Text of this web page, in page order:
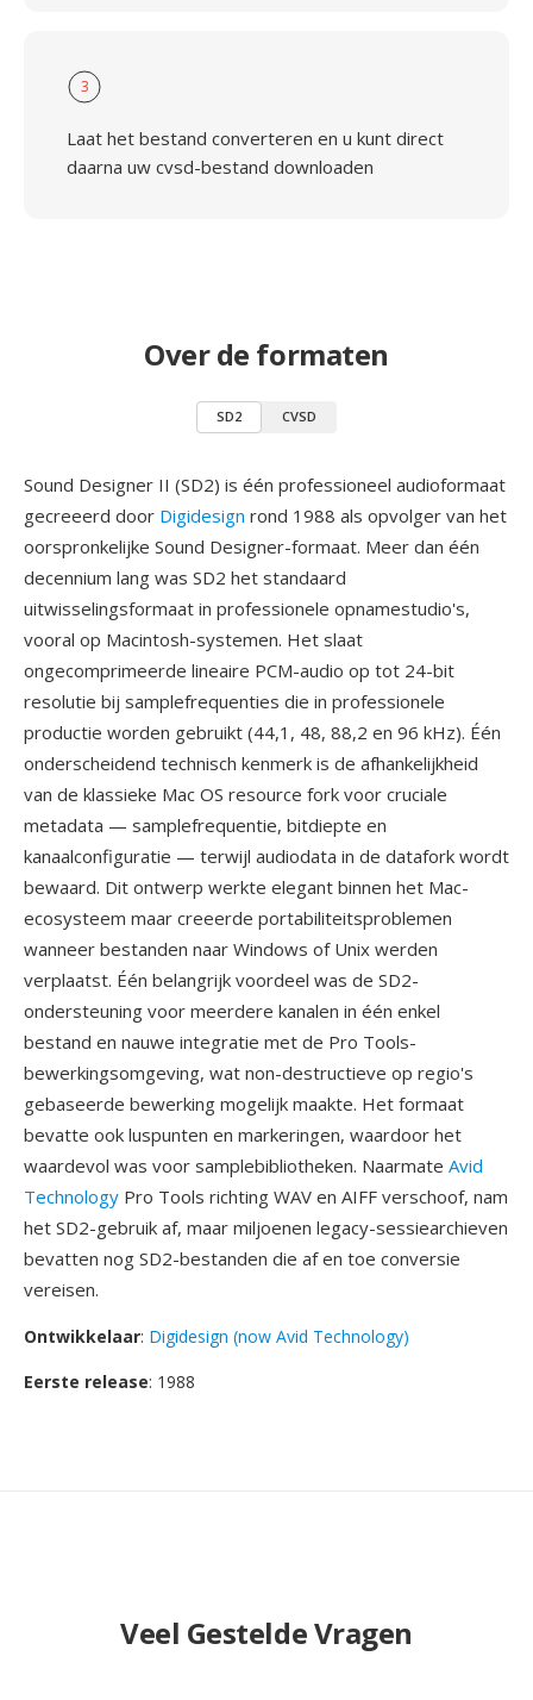
3
Laat het bestand converteren en u kunt direct
daarna uw cvsd-bestand downloaden
Over de formaten
SD2 CVSD
Sound Designer II (SD2) is één professioneel audioformaat
gecreeerd door Digidesign rond 1988 als opvolger van het
oorspronkelijke Sound Designer-formaat. Meer dan één
decennium lang was SD2 het standaard
uitwisselingsformaat in professionele opnamestudio's,
vooral op Macintosh-systemen. Het slaat
ongecomprimeerde lineaire PCM-audio op tot 24-bit
resolutie bij samplefrequenties die in professionele
productie worden gebruikt (44,1, 48, 88,2 en 96 kHz). Één
onderscheidend technisch kenmerk is de afhankelijkheid
van de klassieke Mac OS resource fork voor cruciale
metadata — samplefrequentie, bitdiepte en
kanaalconfiguratie — terwijl audiodata in de datafork wordt
bewaard. Dit ontwerp werkte elegant binnen het Mac-
ecosysteem maar creeerde portabiliteitsproblemen
wanneer bestanden naar Windows of Unix werden
verplaatst. Één belangrijk voordeel was de SD2-
ondersteuning voor meerdere kanalen in één enkel
bestand en nauwe integratie met de Pro Tools-
bewerkingsomgeving, wat non-destructieve op regio's
gebaseerde bewerking mogelijk maakte. Het formaat
bevatte ook luspunten en markeringen, waardoor het
waardevol was voor samplebibliotheken. Naarmate Avid
Technology Pro Tools richting WAV en AIFF verschoof, nam
het SD2-gebruik af, maar miljoenen legacy-sessiearchieven
bevatten nog SD2-bestanden die af en toe conversie
vereisen.
Ontwikkelaar: Digidesign (now Avid Technology)
Eerste release: 1988
Veel Gestelde Vragen